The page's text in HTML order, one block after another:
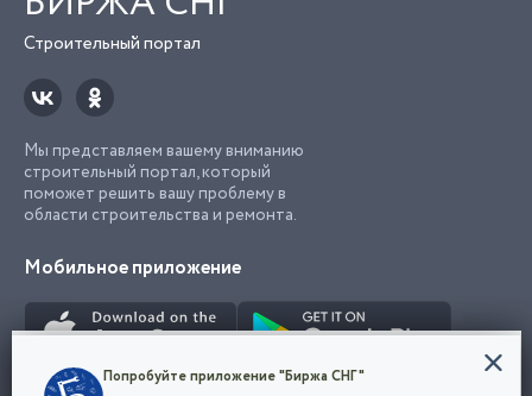
Строительный портал
Мы представляем вашему вниманию
строительный портал, который
поможет решить вашу проблему в
области строительства и ремонта.
Мобильное приложение
Конфиденциальность
Попробуйте приложение "Биржа СНГ"